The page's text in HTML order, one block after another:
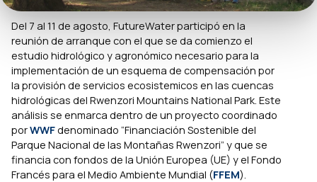
Del 7 al 11 de agosto, FutureWater participó en la
reunión de arranque con el que se da comienzo el
estudio hidrológico y agronómico necesario para la
implementación de un esquema de compensación por
la provisión de servicios ecosistemicos en las cuencas
hidrológicas del Rwenzori Mountains National Park. Este
análisis se enmarca dentro de un proyecto coordinado
porWWFdenominado “Financiación Sostenible del
Parque Nacional de las Montañas Rwenzori” y que se
financia con fondos de la Unión Europea (UE) y el Fondo
Francés para el Medio Ambiente Mundial (FFEM).